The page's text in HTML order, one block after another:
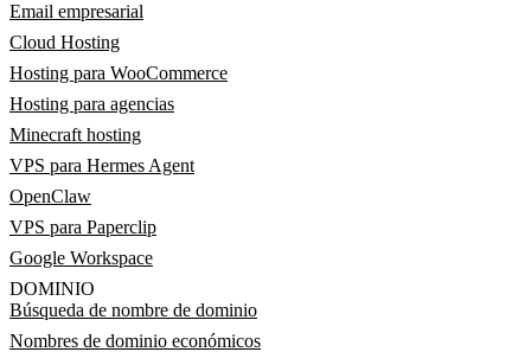
Email empresarial
Cloud Hosting
Hosting para WooCommerce
Hosting para agencias
Minecraft hosting
VPS para Hermes Agent
OpenClaw
VPS para Paperclip
Google Workspace
DOMINIO
Búsqueda de nombre de dominio
Nombres de dominio económicos